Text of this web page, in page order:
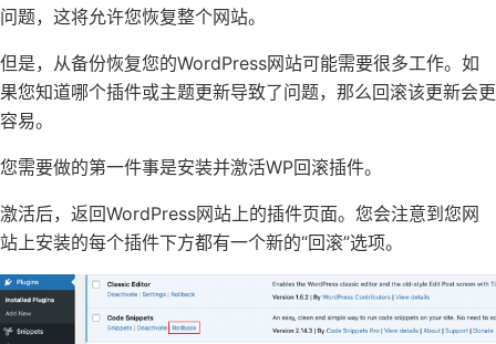
问题，这将允许您恢复整个网站。
但是， 从备份恢复您的WordPress网站可能需要很多工作。如
果您知道哪个插件或主题更新导致了问题，那么回滚该更新会更
容易。
您需要做的第一件事是安装并激活WP回滚插件。
激活后，返回WordPress网站上的插件页面。您会注意到您网
站上安装的每个插件下方都有一个新的“回滚”选项。